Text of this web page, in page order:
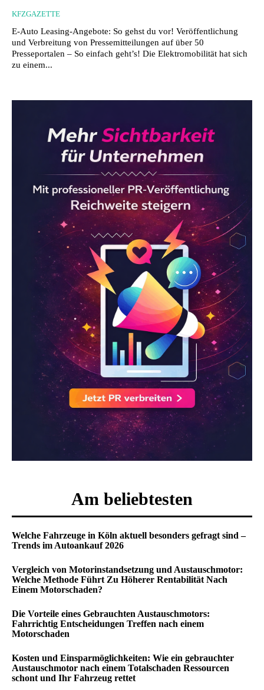
KFZGAZETTE
E-Auto Leasing-Angebote: So gehst du vor! Veröffentlichung
und Verbreitung von Pressemitteilungen auf über 50
Presseportalen – So einfach geht’s! Die Elektromobilität hat sich
zu einem...
Am beliebtesten
Welche Fahrzeuge in Köln aktuell besonders gefragt sind –
Trends im Autoankauf 2026
Vergleich von Motorinstandsetzung und Austauschmotor:
Welche Methode Führt Zu Höherer Rentabilität Nach
Einem Motorschaden?
Die Vorteile eines Gebrauchten Austauschmotors:
Fahrrichtig Entscheidungen Treffen nach einem
Motorschaden
Kosten und Einsparmöglichkeiten: Wie ein gebrauchter
Austauschmotor nach einem Totalschaden Ressourcen
schont und Ihr Fahrzeug rettet